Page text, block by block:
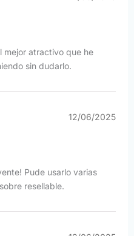
mejor atractivo que he
sin dudarlo.
12/06/2025
Pude usarlo varias
resellable.